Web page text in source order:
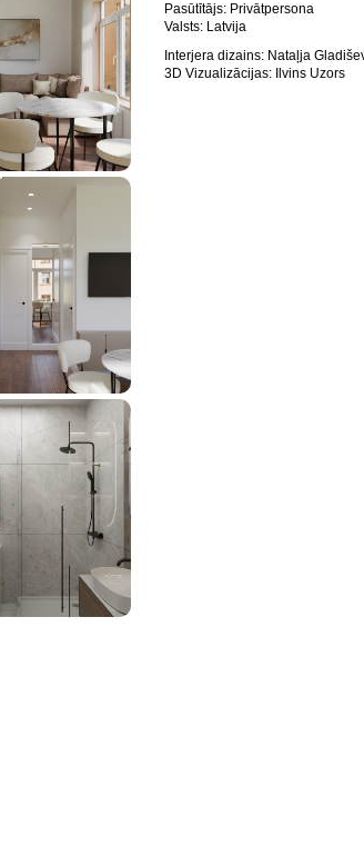
Pasūtītājs: Privātpersona
Valsts: Latvija
Interjera dizains: Nataļja
3D Vizualizācijas: Ilvins Uzors